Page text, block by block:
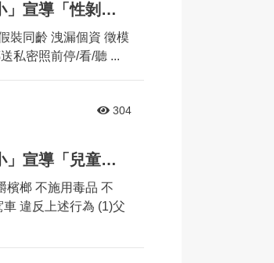
婦幼安全宣導列車來到埔鹽鄉「大園國小」宣導「性剝削」相關議題
裝同齡 洩漏個資 徵模
私密照前停/看/聽 ...
304
婦幼安全宣導列車來到竹塘鄉「田頭國小」宣導「兒童自我保護」相關議題
檳榔 不施用毒品 不
違反上述行為 (1)父